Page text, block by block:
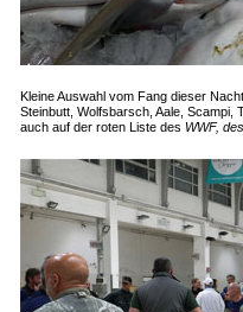
Kleine Auswahl vom Fang dieser
Steinbutt, Wolfsbarsch, Aale, Scampi,
auch auf der roten Liste des WWF,